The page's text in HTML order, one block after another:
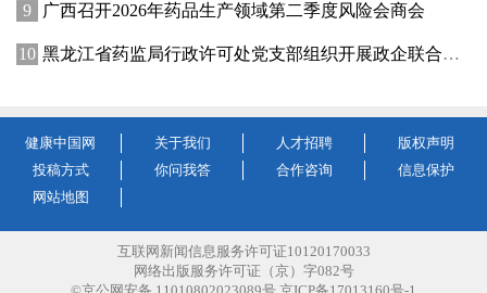
广西召开2026年药品生产领域第二季度风险会商会
黑龙江省药监局行政许可处党支部组织开展政企联合主题党日活动
健康中国网 关于我们 人才招聘
版权声明
投稿方式
你问我答 合作咨询
信息保护
网站地图
互联网新闻信息服务许可证10120170033
网络出版服务许可证（京）字082号